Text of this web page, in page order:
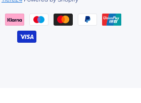
Zahlungsmethoden